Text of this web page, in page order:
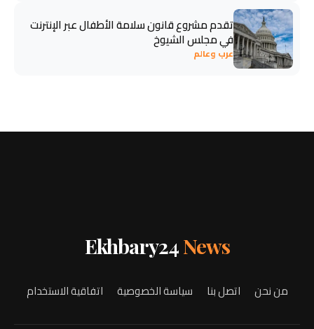
تقدم مشروع قانون سلامة الأطفال عبر الإنترنت
في مجلس الشيوخ
عرب وعالم
Ekhbary24News
من نحن اتصل بنا سياسة الخصوصية اتفاقية الاستخدام